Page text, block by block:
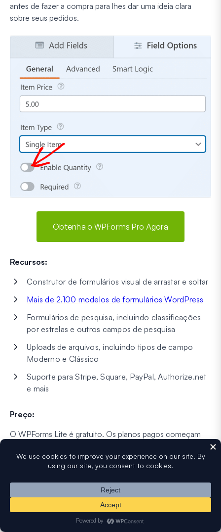
antes de fazer a compra para lhes dar uma ideia clara
sobre seus pedidos.
Obtenha o WPForms Pro Agora
Recursos:
Construtor de formulários visual de arrastar e soltar
Mais de 2.100 modelos de formulários WordPress
Formulários de pesquisa, incluindo classificações
por estrelas e outros campos de pesquisa
Uploads de arquivos, incluindo tipos de campo
Moderno e Clássico
Suporte para Stripe, Square, PayPal, Authorize.net
e mais
Preço:
O WPForms Lite é gratuito. Os planos pagos começam
R$ 199,50 por ano.
O Pro é o que a maioria dos sites focados em
pagamentos desejam, pois desbloqueia Stripe Pro, o
addon PayPal Commerce, Square, cupons e zero taxas
adicionais do WPForms em suas transações.